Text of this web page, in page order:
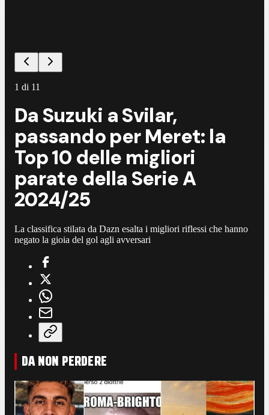
1 di 11
Da Suzuki a Svilar,
passando per Meret: la
Top 10 delle migliori
parate della Serie A
2024/25
La classifica stilata da Dazn esalta i migliori riflessi che hanno
negato la gioia del gol agli avversari
DA NON PERDERE